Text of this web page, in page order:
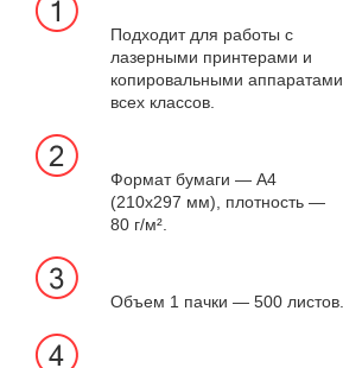
Подходит для работы с
лазерными принтерами и
копировальными аппаратами
всех классов.
Формат бумаги — А4
(210х297 мм), плотность —
80 г/м².
Объем 1 пачки — 500 листов.